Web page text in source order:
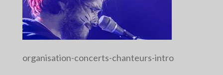
organisation-concerts-chanteurs-intro